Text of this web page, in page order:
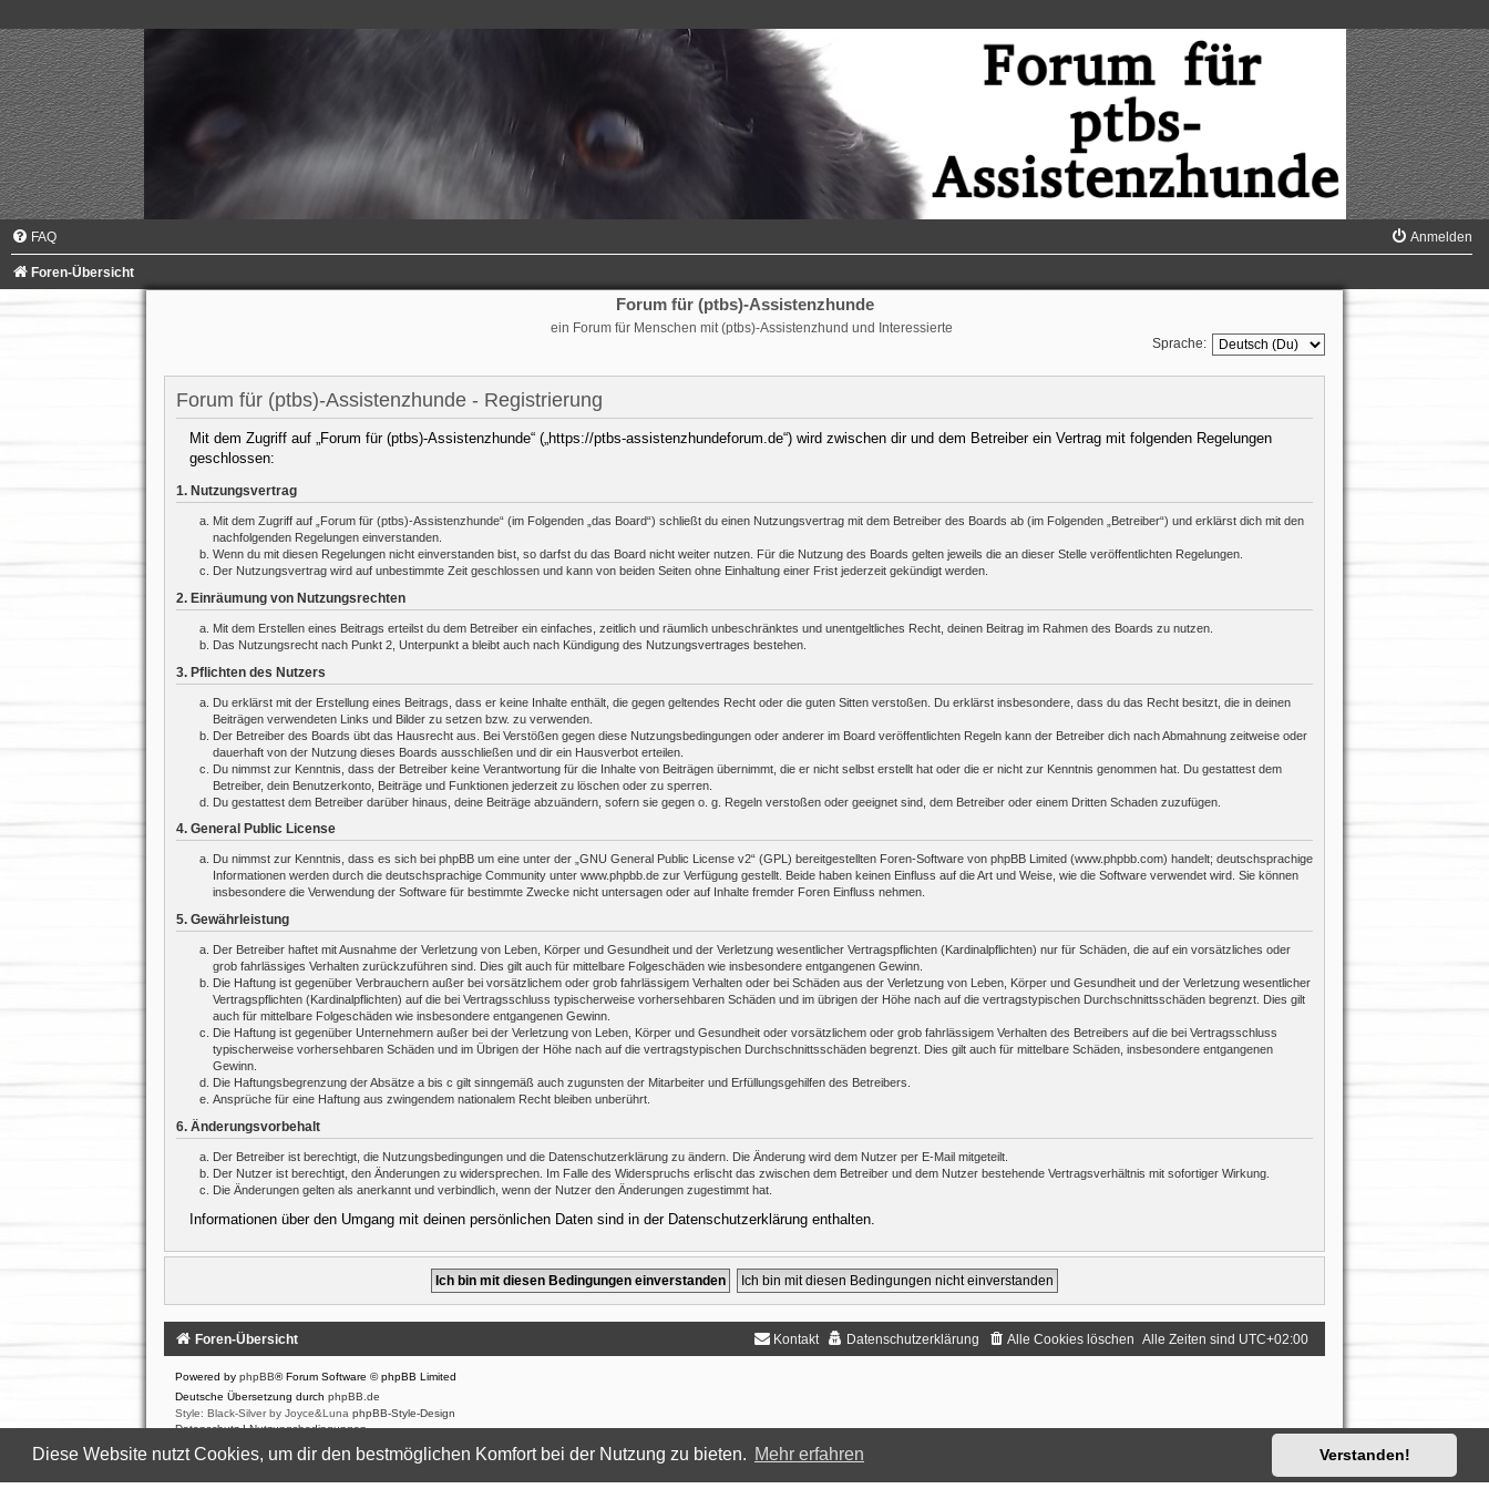
Diese Website nutzt Cookies, um dir den bestmöglichen Komfort bei der Nutzung zu bieten. Mehr erfahren Verstanden!
FAQ Anmelden
Foren-Übersicht
Forum für (ptbs)-Assistenzhunde
ein Forum für Menschen mit (ptbs)-Assistenzhund und Interessierte
Sprache:
Forum für (ptbs)-Assistenzhunde - Registrierung
Mit dem Zugriff auf „Forum für (ptbs)-Assistenzhunde“ („https://ptbs-assistenzhundeforum.de“) wird zwischen dir und dem Betreiber ein Vertrag mit folgenden Regelungen
geschlossen:
1. Nutzungsvertrag
Mit dem Zugriff auf „Forum für (ptbs)-Assistenzhunde“ (im Folgenden „das Board“) schließt du einen Nutzungsvertrag mit dem Betreiber des Boards ab (im Folgenden „Betreiber“) und erklärst dich mit den
nachfolgenden Regelungen einverstanden.
Wenn du mit diesen Regelungen nicht einverstanden bist, so darfst du das Board nicht weiter nutzen. Für die Nutzung des Boards gelten jeweils die an dieser Stelle veröffentlichten Regelungen.
Der Nutzungsvertrag wird auf unbestimmte Zeit geschlossen und kann von beiden Seiten ohne Einhaltung einer Frist jederzeit gekündigt werden.
2. Einräumung von Nutzungsrechten
Mit dem Erstellen eines Beitrags erteilst du dem Betreiber ein einfaches, zeitlich und räumlich unbeschränktes und unentgeltliches Recht, deinen Beitrag im Rahmen des Boards zu nutzen.
Das Nutzungsrecht nach Punkt 2, Unterpunkt a bleibt auch nach Kündigung des Nutzungsvertrages bestehen.
3. Pflichten des Nutzers
Du erklärst mit der Erstellung eines Beitrags, dass er keine Inhalte enthält, die gegen geltendes Recht oder die guten Sitten verstoßen. Du erklärst insbesondere, dass du das Recht besitzt, die in deinen
Beiträgen verwendeten Links und Bilder zu setzen bzw. zu verwenden.
Der Betreiber des Boards übt das Hausrecht aus. Bei Verstößen gegen diese Nutzungsbedingungen oder anderer im Board veröffentlichten Regeln kann der Betreiber dich nach Abmahnung zeitweise oder
dauerhaft von der Nutzung dieses Boards ausschließen und dir ein Hausverbot erteilen.
Du nimmst zur Kenntnis, dass der Betreiber keine Verantwortung für die Inhalte von Beiträgen übernimmt, die er nicht selbst erstellt hat oder die er nicht zur Kenntnis genommen hat. Du gestattest dem
Betreiber, dein Benutzerkonto, Beiträge und Funktionen jederzeit zu löschen oder zu sperren.
Du gestattest dem Betreiber darüber hinaus, deine Beiträge abzuändern, sofern sie gegen o. g. Regeln verstoßen oder geeignet sind, dem Betreiber oder einem Dritten Schaden zuzufügen.
4. General Public License
Du nimmst zur Kenntnis, dass es sich bei phpBB um eine unter der „ GNU General Public License v2“ (GPL) bereitgestellten Foren-Software von phpBB Limited (www.phpbb.com) handelt; deutschsprachige
Informationen werden durch die deutschsprachige Community unter www.phpbb.de zur Verfügung gestellt. Beide haben keinen Einfluss auf die Art und Weise, wie die Software verwendet wird. Sie können
insbesondere die Verwendung der Software für bestimmte Zwecke nicht untersagen oder auf Inhalte fremder Foren Einfluss nehmen.
5. Gewährleistung
Der Betreiber haftet mit Ausnahme der Verletzung von Leben, Körper und Gesundheit und der Verletzung wesentlicher Vertragspflichten (Kardinalpflichten) nur für Schäden, die auf ein vorsätzliches oder
grob fahrlässiges Verhalten zurückzuführen sind. Dies gilt auch für mittelbare Folgeschäden wie insbesondere entgangenen Gewinn.
Die Haftung ist gegenüber Verbrauchern außer bei vorsätzlichem oder grob fahrlässigem Verhalten oder bei Schäden aus der Verletzung von Leben, Körper und Gesundheit und der Verletzung wesentlicher
Vertragspflichten (Kardinalpflichten) auf die bei Vertragsschluss typischerweise vorhersehbaren Schäden und im übrigen der Höhe nach auf die vertragstypischen Durchschnittsschäden begrenzt. Dies gilt
auch für mittelbare Folgeschäden wie insbesondere entgangenen Gewinn.
Die Haftung ist gegenüber Unternehmern außer bei der Verletzung von Leben, Körper und Gesundheit oder vorsätzlichem oder grob fahrlässigem Verhalten des Betreibers auf die bei Vertragsschluss
typischerweise vorhersehbaren Schäden und im Übrigen der Höhe nach auf die vertragstypischen Durchschnittsschäden begrenzt. Dies gilt auch für mittelbare Schäden, insbesondere entgangenen
Gewinn.
Die Haftungsbegrenzung der Absätze a bis c gilt sinngemäß auch zugunsten der Mitarbeiter und Erfüllungsgehilfen des Betreibers.
Ansprüche für eine Haftung aus zwingendem nationalem Recht bleiben unberührt.
6. Änderungsvorbehalt
Der Betreiber ist berechtigt, die Nutzungsbedingungen und die Datenschutzerklärung zu ändern. Die Änderung wird dem Nutzer per E-Mail mitgeteilt.
Der Nutzer ist berechtigt, den Änderungen zu widersprechen. Im Falle des Widerspruchs erlischt das zwischen dem Betreiber und dem Nutzer bestehende Vertragsverhältnis mit sofortiger Wirkung.
Die Änderungen gelten als anerkannt und verbindlich, wenn der Nutzer den Änderungen zugestimmt hat.
Informationen über den Umgang mit deinen persönlichen Daten sind in der Datenschutzerklärung enthalten.
Foren-Übersicht Alle Zeiten sind UTC+02:00
Alle Cookies löschen
Datenschutzerklärung
Kontakt
Powered by phpBB® Forum Software © phpBB Limited
Deutsche Übersetzung durch phpBB.de
Style: Black-Silver by Joyce&Luna phpBB-Style-Design
Datenschutz |Nutzungsbedingungen